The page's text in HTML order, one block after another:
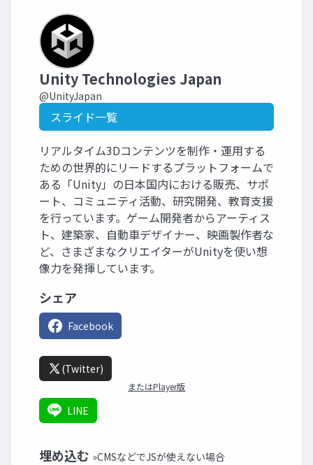
Unity Technologies Japan
@UnityJapan
スライド一覧
リアルタイム3Dコンテンツを制作・運用する
ための世界的にリードするプラットフォームで
ある「Unity」の日本国内における販売、サポ
ート、コミュニティ活動、研究開発、教育支援
を行っています。ゲーム開発者からアーティス
ト、建築家、自動車デザイナー、映画製作者な
ど、さまざまなクリエイターがUnityを使い想
像力を発揮しています。
シェア
Facebook
(Twitter)
またはPlayer版
LINE
埋め込む »CMSなどでJSが使えない場合